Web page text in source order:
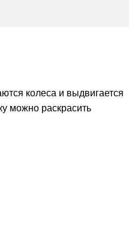
колеса и выдвигается
можно раскрасить